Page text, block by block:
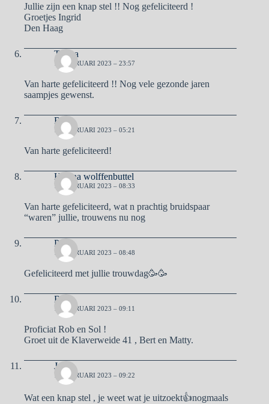
Jullie zijn een knap stel !! Nog gefeliciteerd !
Groetjes Ingrid
Den Haag
Teresa
11 FEBRUARI 2023 – 23:57
Van harte gefeliciteerd !! Nog vele gezonde jaren
saampjes gewenst.
Rita
12 FEBRUARI 2023 – 05:21
Van harte gefeliciteerd!
Helena wolffenbuttel
12 FEBRUARI 2023 – 08:33
Van harte gefeliciteerd, wat n prachtig bruidspaar
“waren” jullie, trouwens nu nog
Petra
12 FEBRUARI 2023 – 08:48
Gefeliciteerd met jullie trouwdag🥳🥳
Bert
12 FEBRUARI 2023 – 09:11
Proficiat Rob en Sol !
Groet uit de Klaverweide 41 , Bert en Matty.
José
12 FEBRUARI 2023 – 09:22
Wat een knap stel , je weet wat je uitzoekt👍nogmaals